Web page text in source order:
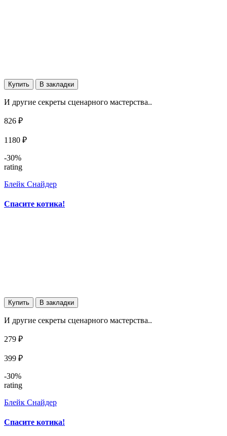
Купить В закладки
И другие секреты сценарного мастерства..
826 ₽
1180 ₽
-30%
rating
Блейк Снайдер
Спасите котика!
Купить В закладки
И другие секреты сценарного мастерства..
279 ₽
399 ₽
-30%
rating
Блейк Снайдер
Спасите котика!